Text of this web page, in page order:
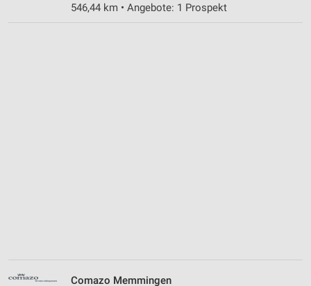
546,44 km • Angebote: 1 Prospekt
Comazo Memmingen